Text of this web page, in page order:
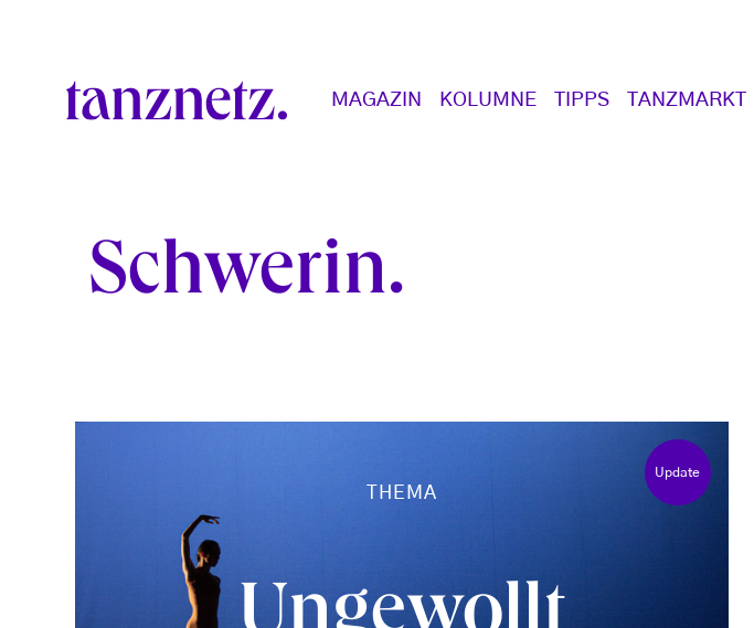
Main navigation
MAGAZIN KOLUMNE TIPPS TANZMARKT
Schwerin
Update
THEMA